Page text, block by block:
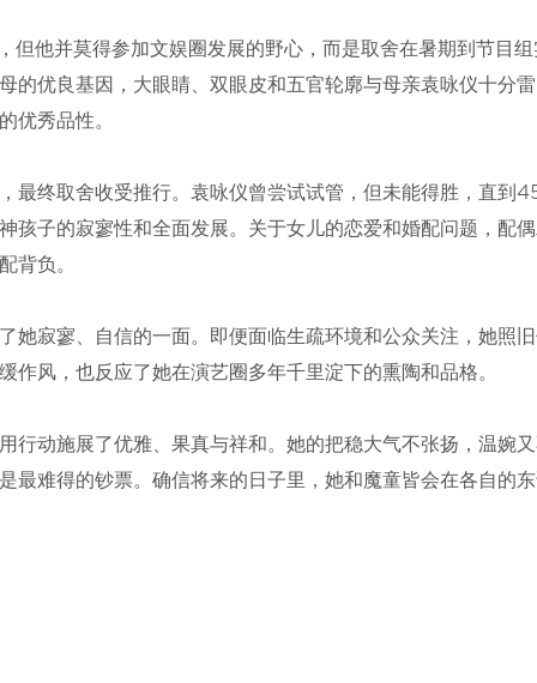
他并莫得参加文娱圈发展的野心，而是取舍在暑期到节目
优良基因，大眼睛、双眼皮和五官轮廓与母亲袁咏仪十分
优秀品性。
最终取舍收受推行。袁咏仪曾尝试试管，但未能得胜，直到
子的寂寥性和全面发展。关于女儿的恋爱和婚配问题，配
背负。
寂寥、自信的一面。即便面临生疏环境和公众关注，她照
风，也反应了她在演艺圈多年千里淀下的熏陶和品格。
动施展了优雅、果真与祥和。她的把稳大气不张扬，温婉
难得的钞票。确信将来的日子里，她和魔童皆会在各自的